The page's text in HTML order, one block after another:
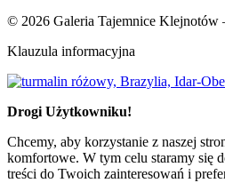
© 2026 Galeria Tajemnice Klejnotów
Klauzula informacyjna
Drogi Użytkowniku!
Chcemy, aby korzystanie z naszej
komfortowe. W tym celu staramy się
treści do Twoich zainteresowań i